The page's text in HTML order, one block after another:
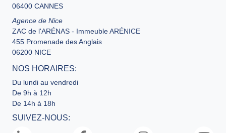
06400 CANNES
Agence de Nice
ZAC de l'ARÉNAS - Immeuble ARÉNICE
455 Promenade des Anglais
06200 NICE
NOS HORAIRES:
Du lundi au vendredi
De 9h à 12h
De 14h à 18h
SUIVEZ-NOUS: